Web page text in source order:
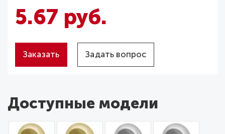
5.67 руб.
Заказать Задать вопрос
Доступные модели